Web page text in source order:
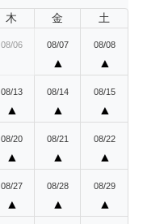
木 金 土
08/06 08/07
▲
08/08
▲
08/13
▲
08/14
▲
08/15
▲
08/20
▲
08/21
▲
08/22
▲
08/27
▲
08/28
▲
08/29
▲